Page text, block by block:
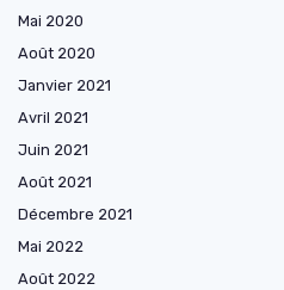
Mai 2020
Août 2020
Janvier 2021
Avril 2021
Juin 2021
Août 2021
Décembre 2021
Mai 2022
Août 2022